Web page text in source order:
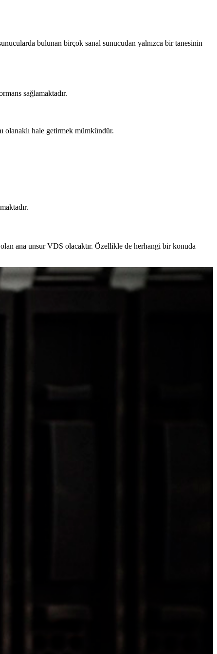
bulunan birçok sanal sunucudan yalnızca bir tanesinin
sağlamaktadır.
olanaklı hale getirmek mümkündür.
ana unsur VDS olacaktır. Özellikle de herhangi bir konuda